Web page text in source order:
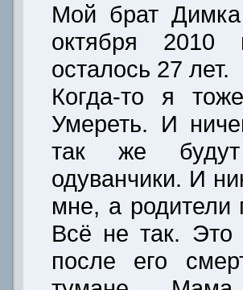
Мой брат
октября
осталось 27 лет.
Когда-то я
Умереть. И
так же
одуванчики. И
мне, а родители
Всё не так. Это
после его